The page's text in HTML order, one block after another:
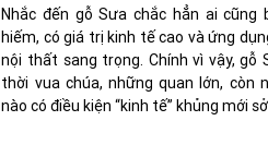
Nhắc đến gỗ Sưa chắc hẳn ai
hiếm, có giá trị kinh tế cao và ứng
nội thất sang trọng. Chính vì vậy, gỗ
thời vua chúa, những quan lớn, còn
nào có điều kiện “kinh tế” khủng mới sở